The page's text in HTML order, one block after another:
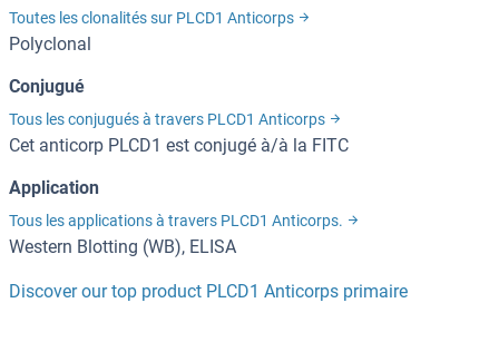
Toutes les clonalités sur PLCD1 Anticorps
Polyclonal
Conjugué
Tous les conjugués à travers PLCD1 Anticorps
Cet anticorp PLCD1 est conjugé à/à la FITC
Application
Tous les applications à travers PLCD1 Anticorps.
Western Blotting (WB), ELISA
Discover our top product PLCD1 Anticorps primaire